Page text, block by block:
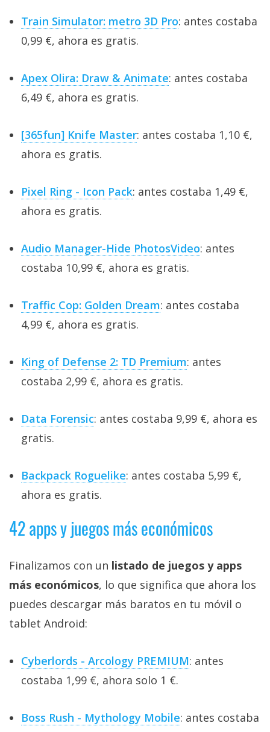
Train Simulator: metro 3D Pro: antes costaba
0,99 €, ahora es gratis.
Apex Olira: Draw & Animate: antes costaba
6,49 €, ahora es gratis.
[365fun] Knife Master: antes costaba 1,10 €,
ahora es gratis.
Pixel Ring - Icon Pack: antes costaba 1,49 €,
ahora es gratis.
Audio Manager-Hide PhotosVideo: antes
costaba 10,99 €, ahora es gratis.
Traffic Cop: Golden Dream: antes costaba
4,99 €, ahora es gratis.
King of Defense 2: TD Premium: antes
costaba 2,99 €, ahora es gratis.
Data Forensic: antes costaba 9,99 €, ahora es
gratis.
Backpack Roguelike: antes costaba 5,99 €,
ahora es gratis.
42 apps y juegos más económicos
Finalizamos con un listado de juegos y apps
más económicos, lo que significa que ahora los
puedes descargar más baratos en tu móvil o
tablet Android:
Cyberlords - Arcology PREMIUM: antes
costaba 1,99 €, ahora solo 1 €.
Boss Rush - Mythology Mobile: antes costaba